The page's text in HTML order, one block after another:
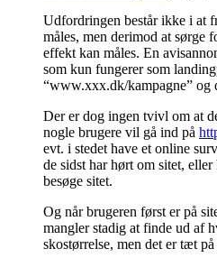
Udfordringen består ikke i at
måles, men derimod at sørge
effekt kan måles. En
som kun fungerer som
“www.xxx.dk/kampagne” og
Der er dog ingen tvivl om at
nogle brugere vil gå ind på
evt. i stedet have et online
de sidst har hørt om sitet,
besøge sitet.
Og når brugeren først er på
mangler stadig at finde ud af
skostørrelse, men det er tæt